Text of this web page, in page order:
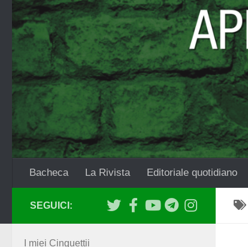
Salta al contenuto
Bacheca La Rivista Editoriale quotidiano
SEGUICI:
I miei Cinguettii